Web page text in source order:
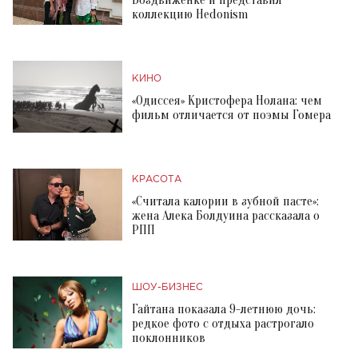
коллекцию Hedonism
КИНО
«Одиссея» Кристофера Нолана: чем
фильм отличается от поэмы Гомера
КРАСОТА
«Считала калории в зубной пасте»:
жена Алека Болдуина рассказала о
РПП
ШОУ-БИЗНЕС
Гайтана показала 9-летнюю дочь:
редкое фото с отдыха растрогало
поклонников